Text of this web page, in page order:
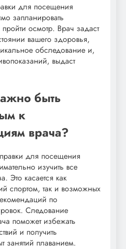
для посещения
запланировать
осмотр. Врач задаст
вашего здоровья,
обследование и,
выдаст
быть
к
врача?
для посещения
изучить все
Это касается как
спортом, так и возможных
по
Следование
поможет избежать
и получить
занятий плаванием.